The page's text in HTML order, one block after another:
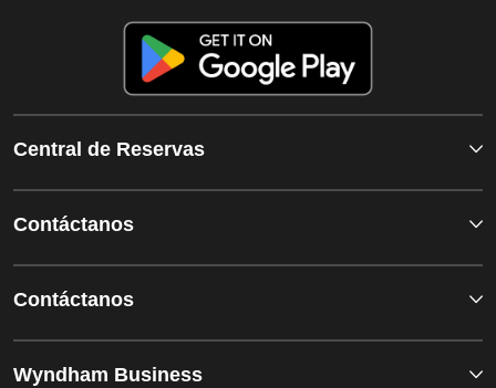
Central de Reservas
Contáctanos
Contáctanos
Wyndham Business